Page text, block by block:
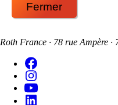
Fermer
Roth France · 78 rue Ampère